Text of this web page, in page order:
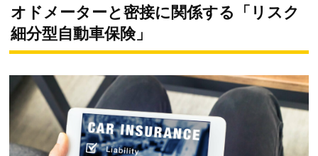
オドメーターと密接に関係する「リスク
細分型自動車保険」